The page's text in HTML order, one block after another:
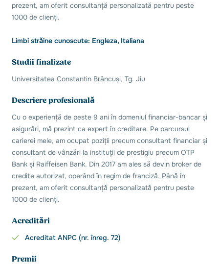
prezent, am oferit consultanță personalizată pentru peste
1000 de clienți.
Limbi străine cunoscute: Engleza, Italiana
Studii finalizate
Universitatea Constantin Brâncuși, Tg. Jiu
Descriere profesională
Cu o experiență de peste 9 ani în domeniul financiar-bancar și
asigurări, mă prezint ca expert în creditare. Pe parcursul
carierei mele, am ocupat poziții precum consultant financiar și
consultant de vânzări la instituții de prestigiu precum OTP
Bank și Raiffeisen Bank. Din 2017 am ales să devin broker de
credite autorizat, operând în regim de franciză. Până în
prezent, am oferit consultanță personalizată pentru peste
1000 de clienți.
Acreditări
Acreditat ANPC (nr. înreg. 72)
Premii